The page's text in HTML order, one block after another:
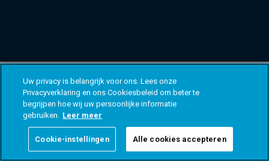
Uw privacy is belangrijk voor ons. Lees onze
Privacyverklaring en ons Cookiesbeleid om beter te
begrijpen hoe wij uw persoonlijke informatie
gebruiken. Leer meer
Cookie-instellingen Alle cookies accepteren